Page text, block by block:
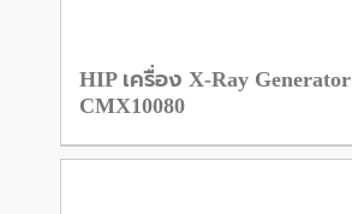
HIP เครื่อง X-Ray Generator
CMX10080